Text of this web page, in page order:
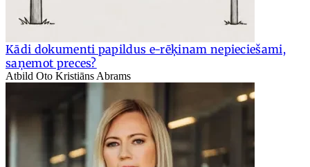
Kādi dokumenti papildus e-rēķinam nepieciešami,
saņemot preces?
Atbild Oto Kristiāns Abrams